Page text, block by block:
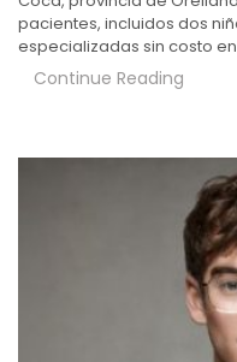
pacientes, incluidos dos
especializadas sin costo
Continue Reading